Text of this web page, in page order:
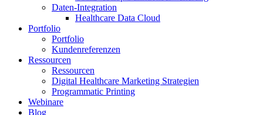
Daten-Integration
Healthcare Data Cloud
Portfolio
Portfolio
Kundenreferenzen
Ressourcen
Ressourcen
Digital Healthcare Marketing Strategien
Programmatic Printing
Webinare
Blog